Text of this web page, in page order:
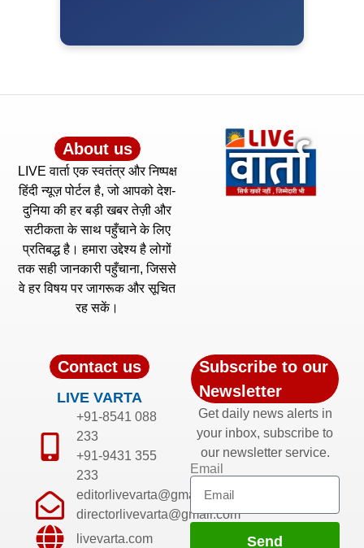
About us
LIVE वार्ता एक स्वतंत्र और निष्पक्ष
हिंदी न्यूज़ पोर्टल है, जो आपको देश-
दुनिया की हर बड़ी खबर तेज़ी और
सटीकता के साथ पहुँचाने के लिए
प्रतिबद्ध है। हमारा उद्देश्य है लोगों
तक सही जानकारी पहुँचाना, जिससे
वे हर विषय पर जागरूक और सूचित
रह सकें।
Contact us
LIVE VARTA
+91-8541 088
233
+91-9431 355
233
editorlivevarta@gmail.com
directorlivevarta@gmail.com
livevarta.com
Subscribe to our
Newsletter
Get daily news alerts in
your inbox, subscribe to
our newsletter service.
Email
Send